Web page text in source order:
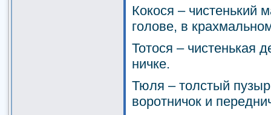
Кокося – чистенький
голове, в
Тотося – чистенькая
ничке.
Тюля – толстый
воротничок и